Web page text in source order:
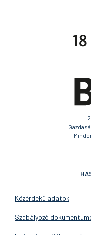
Közérdekű adatok
Szabályozó